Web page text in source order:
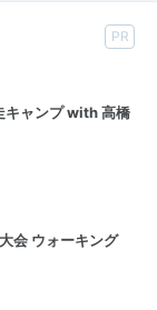
PR
キャンプ with 高橋
会 ウォーキング